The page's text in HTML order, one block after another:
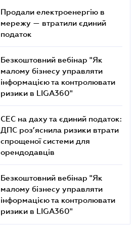
Продали електроенергію в
мережу — втратили єдиний
податок
Безкоштовний вебінар "Як
малому бізнесу управляти
інформацією та контролювати
ризики в LIGA360"
СЕС на даху та єдиний податок:
ДПС роз’яснила ризики втрати
спрощеної системи для
орендодавців
Безкоштовний вебінар "Як
малому бізнесу управляти
інформацією та контролювати
ризики в LIGA360"